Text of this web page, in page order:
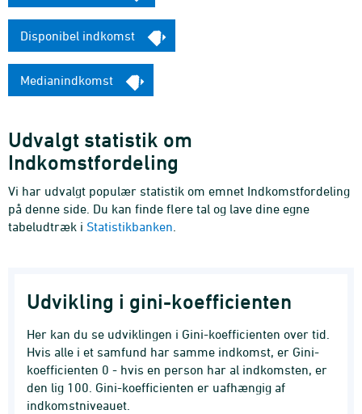
Disponibel indkomst
Medianindkomst
Udvalgt statistik om
Indkomstfordeling
Vi har udvalgt populær statistik om emnet Indkomstfordeling
på denne side. Du kan finde flere tal og lave dine egne
tabeludtræk i Statistikbanken
Udvikling i gini-koefficienten
Her kan du se udviklingen i Gini-koefficienten over tid.
Hvis alle i et samfund har samme indkomst, er Gini-
koefficienten 0 - hvis en person har al indkomsten, er
den lig 100. Gini-koefficienten er uafhængig af
indkomstniveauet.